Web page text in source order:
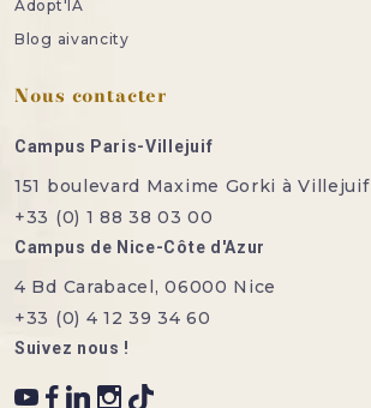
Adopt'IA
Blog aivancity
Nous contacter
Campus Paris-Villejuif
151 boulevard Maxime Gorki à Villejuif
+33 (0) 1 88 38 03 00
Campus de Nice-Côte d'Azur
4 Bd Carabacel, 06000 Nice
+33 (0) 4 12 39 34 60
Suivez nous !